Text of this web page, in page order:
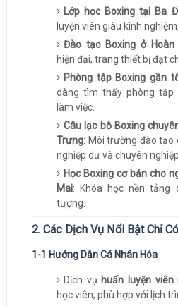
Lớp học Boxing tại Ba
luyện viên giàu kinh
Đào tạo Boxing ở Hoàn
hiện đại, trang thiết bị đạt
Phòng tập Boxing gần
dàng tìm thấy phòng tập
làm việc.
Câu lạc bộ Boxing
Trưng: Môi trường đào tạo
nghiệp dư và chuyên nghiệp.
Học Boxing cơ bản cho
Mai: Khóa học nền tảng
tượng.
2. Các Dịch Vụ Nổi Bật Chỉ
1-1 Hướng Dẫn Cá Nhân Hóa
Dịch vụ huấn luyện viên
học viên, phù hợp với lịch